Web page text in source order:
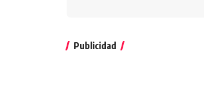
Publicidad